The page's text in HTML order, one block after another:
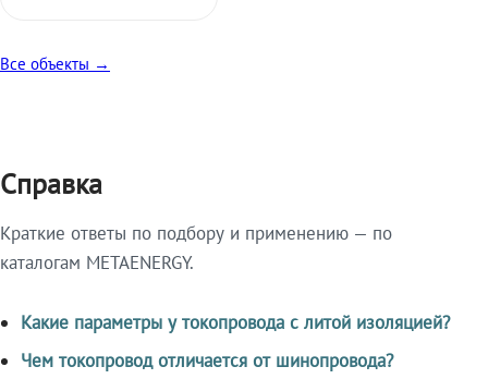
Все объекты →
Справка
Краткие ответы по подбору и применению — по
каталогам METAENERGY.
Какие параметры у токопровода с литой изоляцией?
Чем токопровод отличается от шинопровода?